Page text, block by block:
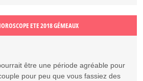
ETE 2018 GÉMEAUX
être une période agréable pour
pour peu que vous fassiez des